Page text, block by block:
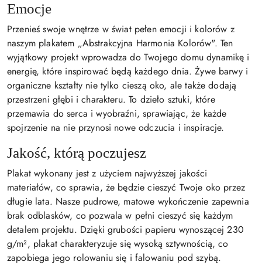
Emocje
Przenieś swoje wnętrze w świat pełen emocji i kolorów z
naszym plakatem „Abstrakcyjna Harmonia Kolorów". Ten
wyjątkowy projekt wprowadza do Twojego domu dynamikę i
energię, które inspirować będą każdego dnia. Żywe barwy i
organiczne kształty nie tylko cieszą oko, ale także dodają
przestrzeni głębi i charakteru. To dzieło sztuki, które
przemawia do serca i wyobraźni, sprawiając, że każde
spojrzenie na nie przynosi nowe odczucia i inspiracje.
Jakość, którą poczujesz
Plakat wykonany jest z użyciem najwyższej jakości
materiałów, co sprawia, że będzie cieszyć Twoje oko przez
długie lata. Nasze pudrowe, matowe wykończenie zapewnia
brak odblasków, co pozwala w pełni cieszyć się każdym
detalem projektu. Dzięki grubości papieru wynoszącej 230
g/m², plakat charakteryzuje się wysoką sztywnością, co
zapobiega jego rolowaniu się i falowaniu pod szybą.